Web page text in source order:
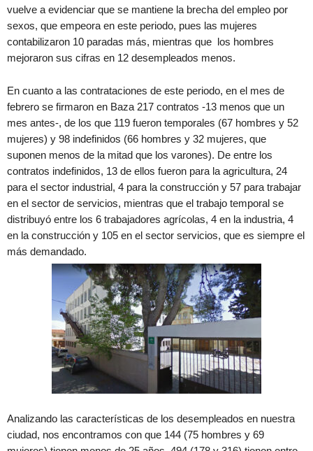
vuelve a evidenciar que se mantiene la brecha del empleo por
sexos, que empeora en este periodo, pues las mujeres
contabilizaron 10 paradas más, mientras que los hombres
mejoraron sus cifras en 12 desempleados menos.
En cuanto a las contrataciones de este periodo, en el mes de
febrero se firmaron en Baza 217 contratos -13 menos que un
mes antes-, de los que 119 fueron temporales (67 hombres y 52
mujeres) y 98 indefinidos (66 hombres y 32 mujeres, que
suponen menos de la mitad que los varones). De entre los
contratos indefinidos, 13 de ellos fueron para la agricultura, 24
para el sector industrial, 4 para la construcción y 57 para trabajar
en el sector de servicios, mientras que el trabajo temporal se
distribuyó entre los 6 trabajadores agrícolas, 4 en la industria, 4
en la construcción y 105 en el sector servicios, que es siempre el
más demandado.
Analizando las características de los desempleados en nuestra
ciudad, nos encontramos con que 144 (75 hombres y 69